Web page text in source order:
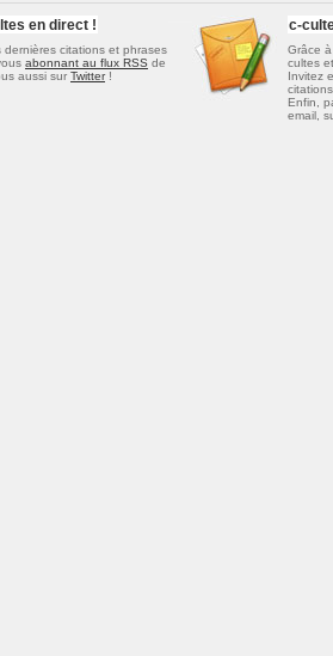
en direct !
dernières citations et phrases
abonnant au flux RSS de
aussi sur Twitter!
c-
Grâce
cultes
Invitez
citations
Enfin,
email,